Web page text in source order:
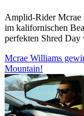
Amplid-Rider Mcrae
im kalifornischen
perfekten Shred Day
Mcrae Williams
Mountain!